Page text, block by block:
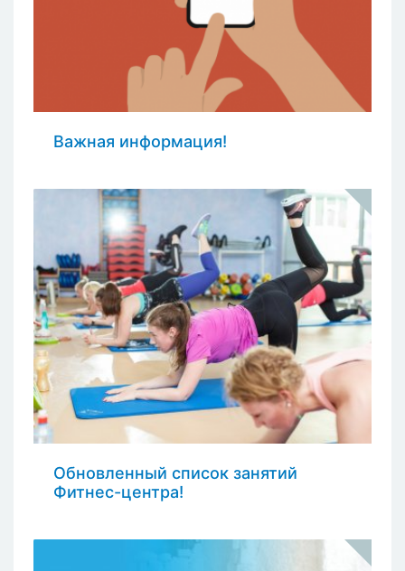
Важная информация!
Обновленный список занятий
Фитнес-центра!